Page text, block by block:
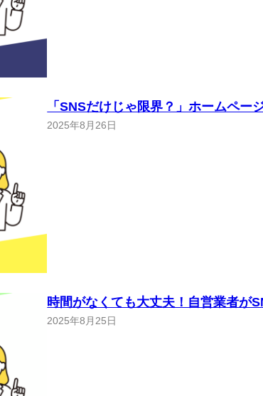
「SNSだけじゃ限界？」ホームペ
2025年8月26日
時間がなくても大丈夫！自営業者が
2025年8月25日